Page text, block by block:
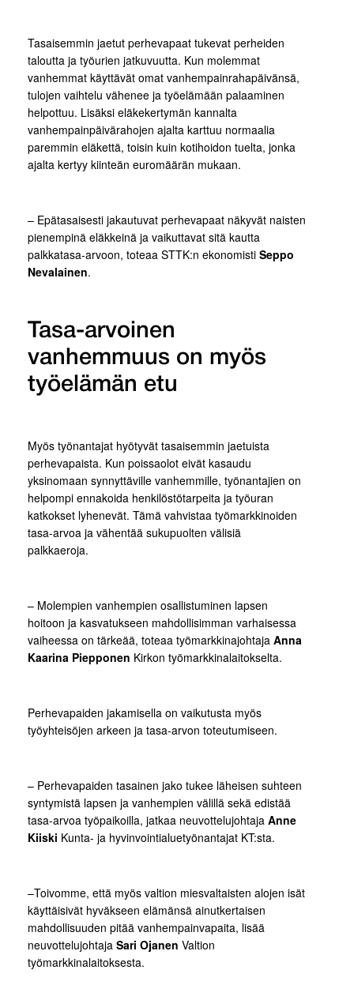
Tasaisemmin jaetut perhevapaat tukevat perheiden
taloutta ja työurien jatkuvuutta. Kun molemmat
vanhemmat käyttävät omat vanhempainrahapäivänsä,
tulojen vaihtelu vähenee ja työelämään palaaminen
helpottuu. Lisäksi eläkekertymän kannalta
vanhempainpäivärahojen ajalta karttuu normaalia
paremmin eläkettä, toisin kuin kotihoidon tuelta, jonka
ajalta kertyy kiinteän euromäärän mukaan.
– Epätasaisesti jakautuvat perhevapaat näkyvät naisten
pienempinä eläkkeinä ja vaikuttavat sitä kautta
palkkatasa-arvoon, toteaa STTK:n ekonomisti Seppo
Nevalainen.
Tasa-arvoinen
vanhemmuus on myös
työelämän etu
Myös työnantajat hyötyvät tasaisemmin jaetuista
perhevapaista. Kun poissaolot eivät kasaudu
yksinomaan synnyttäville vanhemmille, työnantajien on
helpompi ennakoida henkilöstötarpeita ja työuran
katkokset lyhenevät. Tämä vahvistaa työmarkkinoiden
tasa-arvoa ja vähentää sukupuolten välisiä
palkkaeroja.
– Molempien vanhempien osallistuminen lapsen
hoitoon ja kasvatukseen mahdollisimman varhaisessa
vaiheessa on tärkeää, toteaa työmarkkinajohtaja Anna
Kaarina Piepponen Kirkon työmarkkinalaitokselta.
Perhevapaiden jakamisella on vaikutusta myös
työyhteisöjen arkeen ja tasa-arvon toteutumiseen.
– Perhevapaiden tasainen jako tukee läheisen suhteen
syntymistä lapsen ja vanhempien välillä sekä edistää
tasa-arvoa työpaikoilla, jatkaa neuvottelujohtaja Anne
Kiiski Kunta- ja hyvinvointialuetyönantajat KT:sta.
–Toivomme, että myös valtion miesvaltaisten alojen isät
käyttäisivät hyväkseen elämänsä ainutkertaisen
mahdollisuuden pitää vanhempainvapaita, lisää
neuvottelujohtaja Sari Ojanen Valtion
työmarkkinalaitoksesta.